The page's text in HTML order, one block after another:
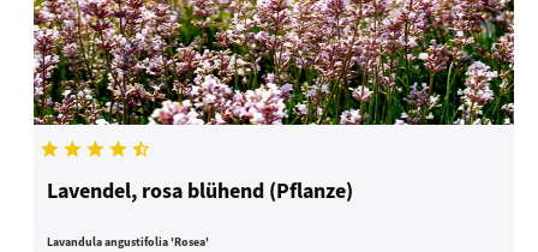
Lavendel, rosa blühend (Pflanze)
Lavandula angustifolia 'Rosea'